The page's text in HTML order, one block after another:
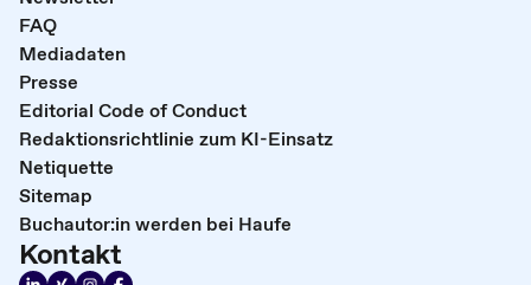
FAQ
Mediadaten
Presse
Editorial Code of Conduct
Redaktionsrichtlinie zum KI-Einsatz
Netiquette
Sitemap
Buchautor:in werden bei Haufe
Kontakt